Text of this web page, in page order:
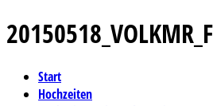
Start
Hochzeiten